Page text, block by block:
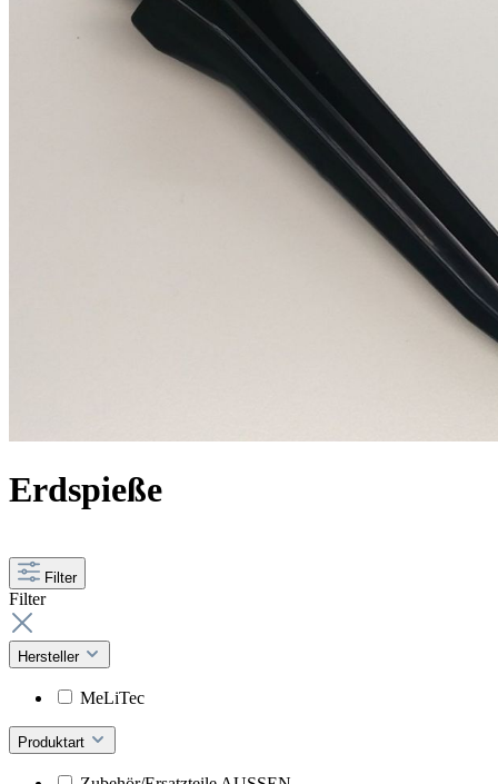
Erdspieße
Filter
Filter
Hersteller
MeLiTec
Produktart